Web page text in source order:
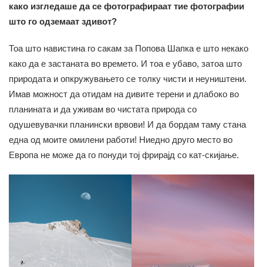
како изгледаше да се фотографираат тие фотографии
што го одземаат здивот?
Тоа што навистина го сакам за Попова Шапка е што некако
како да е застаната во времето. И тоа е убаво, затоа што
природата и опкружувањето се толку чисти и неуништени.
Имав можност да отидам на дивите терени и длабоко во
планината и да уживам во чистата природа со
одушевувачки планински врвови! И да бордам таму стана
една од моите омилени работи! Ниедно друго место во
Европа не може да го понуди тој фрирајд со кат-скијање.